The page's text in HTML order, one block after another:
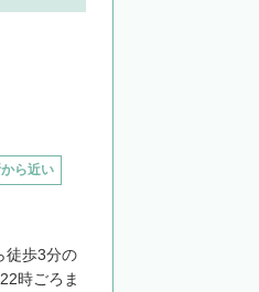
ら近い
徒歩3分の
時ごろま